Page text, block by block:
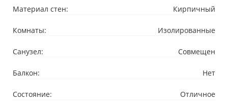
Материал стен: Кирпичный
Комнаты: Изолированные
Санузел: Совмещен
Балкон: Нет
Состояние: Отличное